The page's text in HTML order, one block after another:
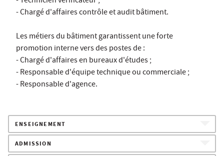
- Chargé d'affaires contrôle et audit bâtiment.
Les métiers du bâtiment garantissent une forte
promotion interne vers des postes de :
- Chargé d'affaires en bureaux d'études ;
- Responsable d'équipe technique ou commerciale ;
- Responsable d'agence.
ENSEIGNEMENT
ADMISSION